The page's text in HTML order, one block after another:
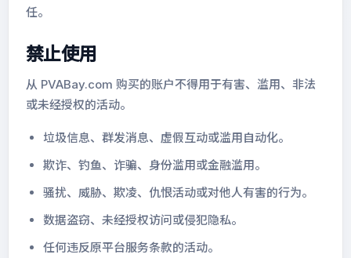
任。
禁止使用
从 PVABay.com 购买的账户不得用于有害、滥用、非法
或未经授权的活动。
垃圾信息、群发消息、虚假互动或滥用自动化。
欺诈、钓鱼、诈骗、身份滥用或金融滥用。
骚扰、威胁、欺凌、仇恨活动或对他人有害的行为。
数据盗窃、未经授权访问或侵犯隐私。
任何违反原平台服务条款的活动。